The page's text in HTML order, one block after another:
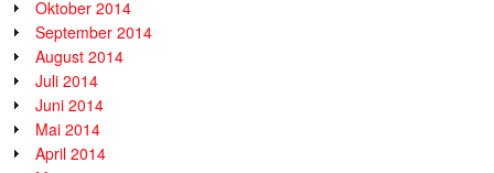
Oktober 2014
September 2014
August 2014
Juli 2014
Juni 2014
Mai 2014
April 2014